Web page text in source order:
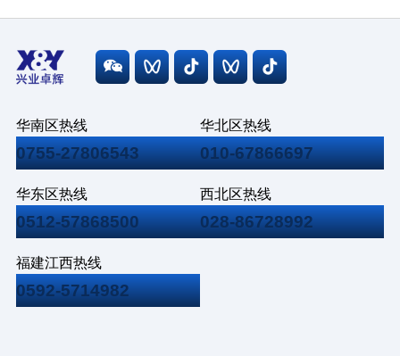
华南区热线
0755-27806543
华北区热线
010-67866697
华东区热线
0512-57868500
西北区热线
028-86728992
福建江西热线
0592-5714982